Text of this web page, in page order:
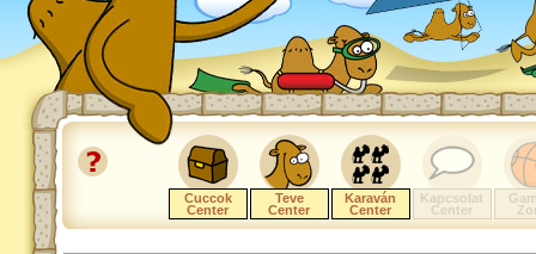
Cuccok
Center
Teve
Center
Karaván
Center
Kapcsolat
Center